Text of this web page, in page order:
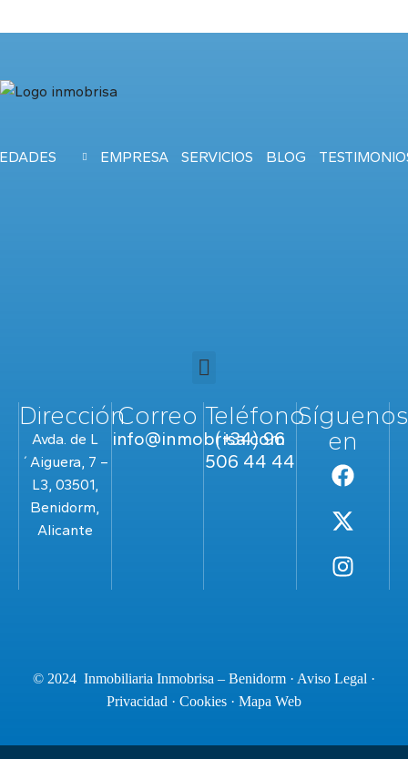
EMPRESA SERVICIOS BLOG
Dirección
Avda. de L
´Aiguera, 7 –
L3, 03501,
Benidorm,
Alicante
Correo
info@inmobrisa.com
Teléfono
(+34) 96
506 44 44
en
© 2024 Inmobiliaria Inmobrisa – Benidorm · Aviso Legal ·
Privacidad · Cookies · Mapa Web